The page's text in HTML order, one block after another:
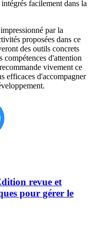
facilement dans la
par la
proposées dans ce
des outils concrets
compétences d'attention
vivement ce
efficaces d'accompagner
revue et
pour gérer le